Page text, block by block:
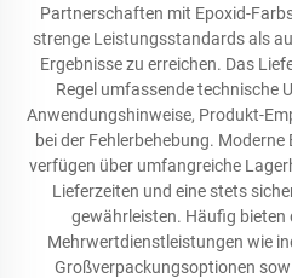
Partnerschaften mit Epoxid-
strenge Leistungsstandards als
Ergebnisse zu erreichen. Das
Regel umfassende technische
Anwendungshinweise, Produkt-
bei der Fehlerbehebung.
verfügen über umfangreiche
Lieferzeiten und eine stets
gewährleisten. Häufig bieten
Mehrwertdienstleistungen wie
Großverpackungsoptionen